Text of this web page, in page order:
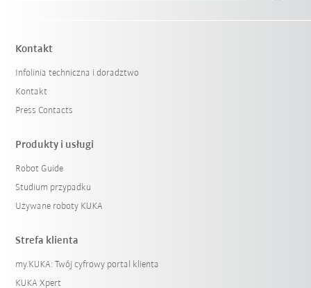
Kontakt
Infolinia techniczna i doradztwo
Kontakt
Press Contacts
Produkty i usługi
Robot Guide
Studium przypadku
Używane roboty KUKA
Strefa klienta
my.KUKA: Twój cyfrowy portal klienta
KUKA Xpert